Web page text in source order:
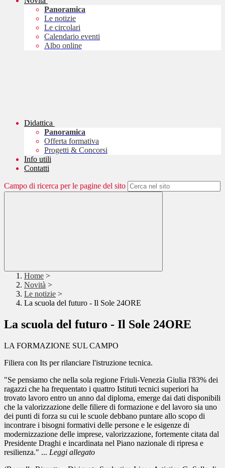
Panoramica
Le notizie
Le circolari
Calendario eventi
Albo online
Didattica
Panoramica
Offerta formativa
Progetti & Concorsi
Info utili
Contatti
Campo di ricerca per le pagine del sito
Home >
Novità >
Le notizie >
La scuola del futuro - Il Sole 24ORE
La scuola del futuro - Il Sole 24ORE
LA FORMAZIONE SUL CAMPO
Filiera con Its per rilanciare l'istruzione tecnica.
"Se pensiamo che nella sola regione Friuli-Venezia Giulia l'83% dei
ragazzi che ha frequentato i quattro Istituti tecnici superiori ha
trovato lavoro entro un anno dal diploma, emerge dai dati disponibili
che la valorizza­zione delle filiere di formazione e del lavoro sia uno
dei punti di forza su cui le scuole debbano puntare allo scopo di
incontrare i bisogni formativi delle persone e le esigen­ze di
modernizzazione delle imprese, valorizzazione, fortemente citata dal
Presidente Draghi e in­cardinata nel Piano nazionale di ri­presa e
resilienza." ... Leggi allegato